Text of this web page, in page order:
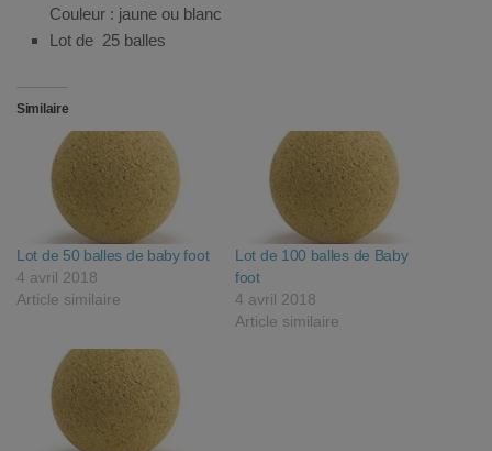
Couleur : jaune ou blanc
Lot de 25 balles
Similaire
Lot de 50 balles de baby foot
4 avril 2018
Article similaire
Lot de 100 balles de Baby
foot
4 avril 2018
Article similaire